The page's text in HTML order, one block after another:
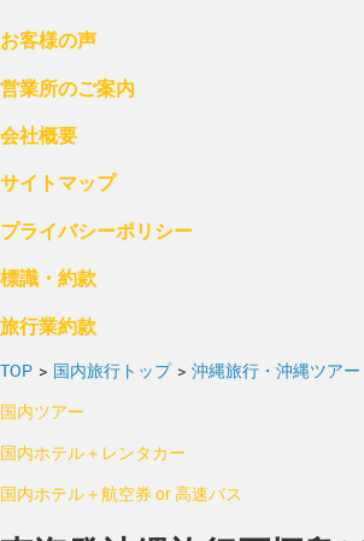
お客様の声
営業所のご案内
会社概要
サイトマップ
プライバシーポリシー
標識・約款
旅行業約款
TOP > 国内旅行トップ > 沖縄旅行・沖縄ツアー
国内ツアー
国内ホテル＋レンタカー
国内ホテル＋航空券 or 高速バス